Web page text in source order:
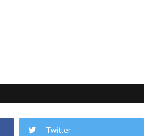
Twitter